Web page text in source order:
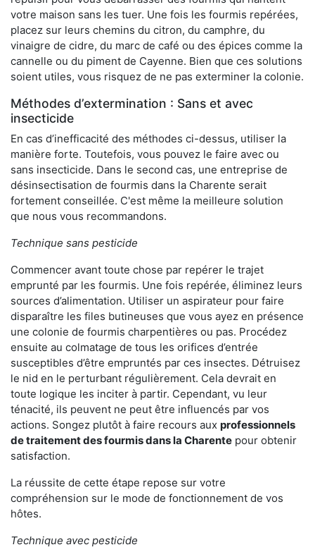
votre maison sans les tuer. Une fois les fourmis repérées,
placez sur leurs chemins du citron, du camphre, du
vinaigre de cidre, du marc de café ou des épices comme la
cannelle ou du piment de Cayenne. Bien que ces solutions
soient utiles, vous risquez de ne pas exterminer la colonie.
Méthodes d’extermination : Sans et avec
insecticide
En cas d’inefficacité des méthodes ci-dessus, utiliser la
manière forte. Toutefois, vous pouvez le faire avec ou
sans insecticide. Dans le second cas, une entreprise de
désinsectisation de fourmis dans la Charente serait
fortement conseillée. C'est même la meilleure solution
que nous vous recommandons.
Technique sans pesticide
Commencer avant toute chose par repérer le trajet
emprunté par les fourmis. Une fois repérée, éliminez leurs
sources d’alimentation. Utiliser un aspirateur pour faire
disparaître les files butineuses que vous ayez en présence
une colonie de fourmis charpentières ou pas. Procédez
ensuite au colmatage de tous les orifices d’entrée
susceptibles d’être empruntés par ces insectes. Détruisez
le nid en le perturbant régulièrement. Cela devrait en
toute logique les inciter à partir. Cependant, vu leur
ténacité, ils peuvent ne peut être influencés par vos
actions. Songez plutôt à faire recours aux professionnels
de traitement des fourmis dans la Charente pour obtenir
satisfaction.
La réussite de cette étape repose sur votre
compréhension sur le mode de fonctionnement de vos
hôtes.
Technique avec pesticide